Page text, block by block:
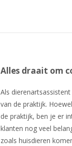
Alles draait om
Als
van de praktijk.
de praktijk, ben je er
klanten nog veel
zoals huisdieren